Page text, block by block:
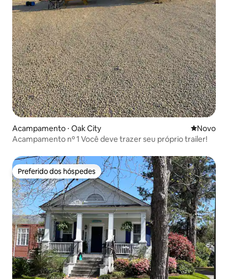
Acampamento ⋅ Oak City Novo
Novo
Acampamento nº 1 Você deve trazer seu próprio trailer!
Preferido dos hóspedes
Preferido dos hóspedes